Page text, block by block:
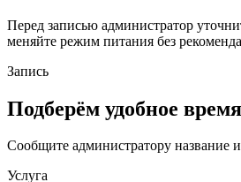
Перед записью администратор
меняйте режим питания без
Запись
Подберём удобное время
Сообщите администратору название
Услуга